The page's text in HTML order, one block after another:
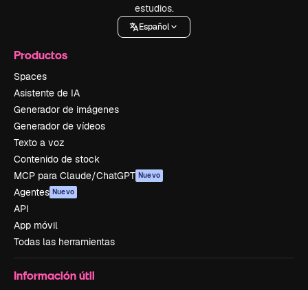
estudios.
Español
Productos
Spaces
Asistente de IA
Generador de imágenes
Generador de vídeos
Texto a voz
Contenido de stock
MCP para Claude/ChatGPT Nuevo
Agentes Nuevo
API
App móvil
Todas las herramientas
Información útil